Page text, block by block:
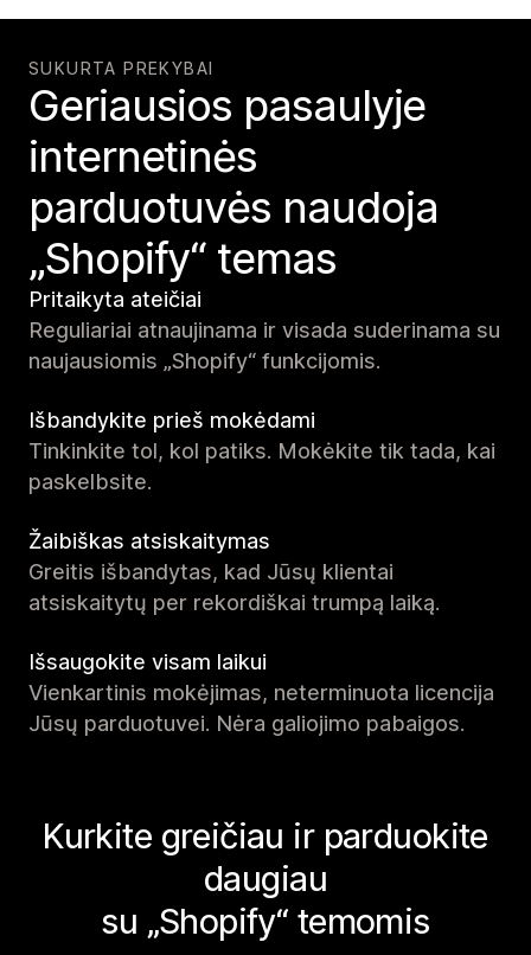
SUKURTA PREKYBAI
Geriausios pasaulyje
internetinės
parduotuvės naudoja
„Shopify“ temas
Pritaikyta ateičiai
Reguliariai atnaujinama ir visada suderinama su
naujausiomis „Shopify“ funkcijomis.
Išbandykite prieš mokėdami
Tinkinkite tol, kol patiks. Mokėkite tik tada, kai
paskelbsite.
Žaibiškas atsiskaitymas
Greitis išbandytas, kad Jūsų klientai
atsiskaitytų per rekordiškai trumpą laiką.
Išsaugokite visam laikui
Vienkartinis mokėjimas, neterminuota licencija
Jūsų parduotuvei. Nėra galiojimo pabaigos.
Kurkite greičiau ir parduokite
daugiau
su „Shopify“ temomis